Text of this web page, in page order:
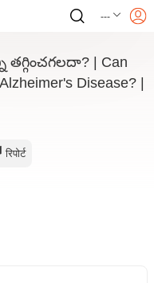
---
| Can
Disease? |
रिपोर्ट